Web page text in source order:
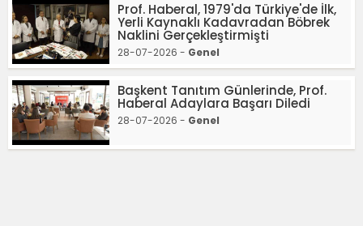
Prof. Haberal, 1979'da Türkiye'de İlk,
Yerli Kaynaklı Kadavradan Böbrek
Naklini Gerçekleştirmişti
28-07-2026 - Genel
Başkent Tanıtım Günlerinde, Prof.
Haberal Adaylara Başarı Diledi
28-07-2026 - Genel